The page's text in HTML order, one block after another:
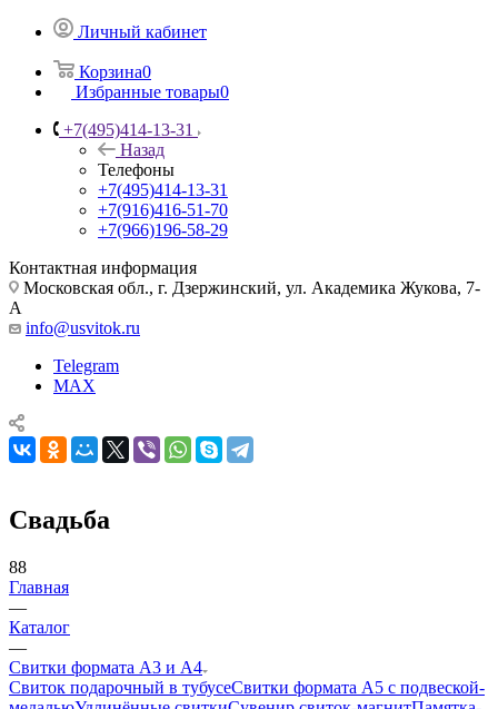
Личный кабинет
Корзина0
Избранные товары0
+7(495)414-13-31
Назад
Телефоны
+7(495)414-13-31
+7(916)416-51-70
+7(966)196-58-29
Контактная информация
Московская обл., г. Дзержинский, ул. Академика Жукова, 7-
А
info@usvitok.ru
Telegram
MAX
Свадьба
88
Главная
—
Каталог
—
Свитки формата А3 и А4
Свиток подарочный в тубусеСвитки формата А5 с подвеской-